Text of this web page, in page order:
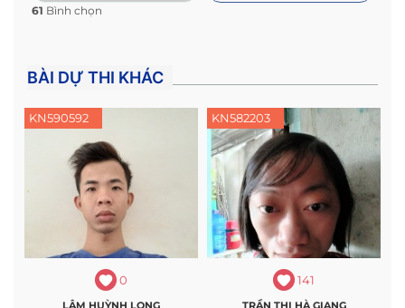
61 Bình chọn
BÀI DỰ THI KHÁC
KN590592
0
KN582203
141